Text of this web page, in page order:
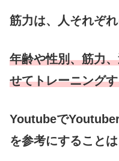
筋力は、人それぞ
年齢や性別、筋力
せてトレーニング
Youtubeで
を参考にすること